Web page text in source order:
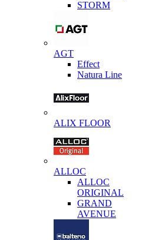
STORM
AGT
Effect
Natura Line
ALIX FLOOR
ALLOC
ALLOC
ORIGINAL
GRAND
AVENUE